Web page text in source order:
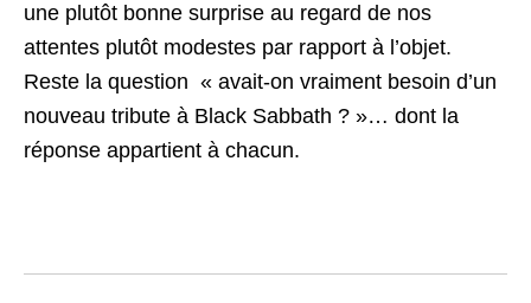
une plutôt bonne surprise au regard de nos
attentes plutôt modestes par rapport à l’objet.
Reste la question « avait-on vraiment besoin d’un
nouveau tribute à Black Sabbath ? »… dont la
réponse appartient à chacun.